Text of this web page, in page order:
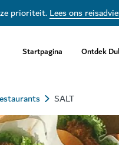
prioriteit.Lees ons
Startpagina Ontdek
SALT